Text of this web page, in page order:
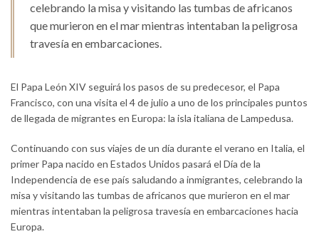
celebrando la misa y visitando las tumbas de africanos
que murieron en el mar mientras intentaban la peligrosa
travesía en embarcaciones.
El Papa León XIV seguirá los pasos de su predecesor, el Papa
Francisco, con una visita el 4 de julio a uno de los principales puntos
de llegada de migrantes en Europa: la isla italiana de Lampedusa.
Continuando con sus viajes de un día durante el verano en Italia, el
primer Papa nacido en Estados Unidos pasará el Día de la
Independencia de ese país saludando a inmigrantes, celebrando la
misa y visitando las tumbas de africanos que murieron en el mar
mientras intentaban la peligrosa travesía en embarcaciones hacia
Europa.